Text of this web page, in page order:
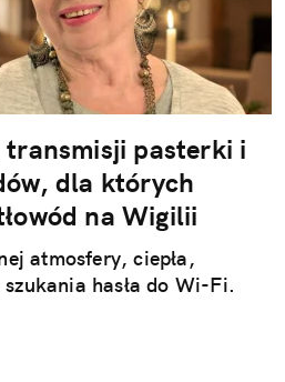
transmisji pasterki i
dla których
na Wigilii
atmosfery, ciepła,
hasła do Wi-Fi.